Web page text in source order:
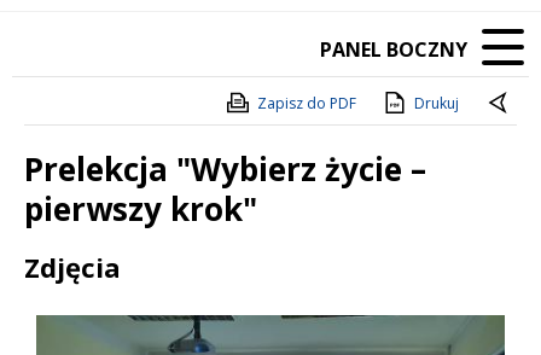
PANEL BOCZNY
Zapisz do PDF Drukuj
Prelekcja "Wybierz życie –
pierwszy krok"
Treść
Zdjęcia